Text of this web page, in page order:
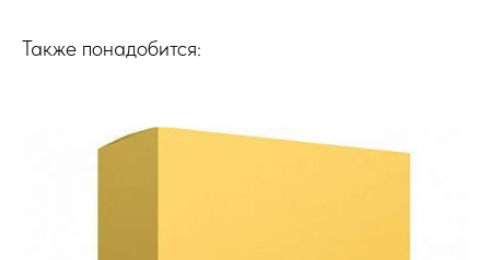
Также понадобится: